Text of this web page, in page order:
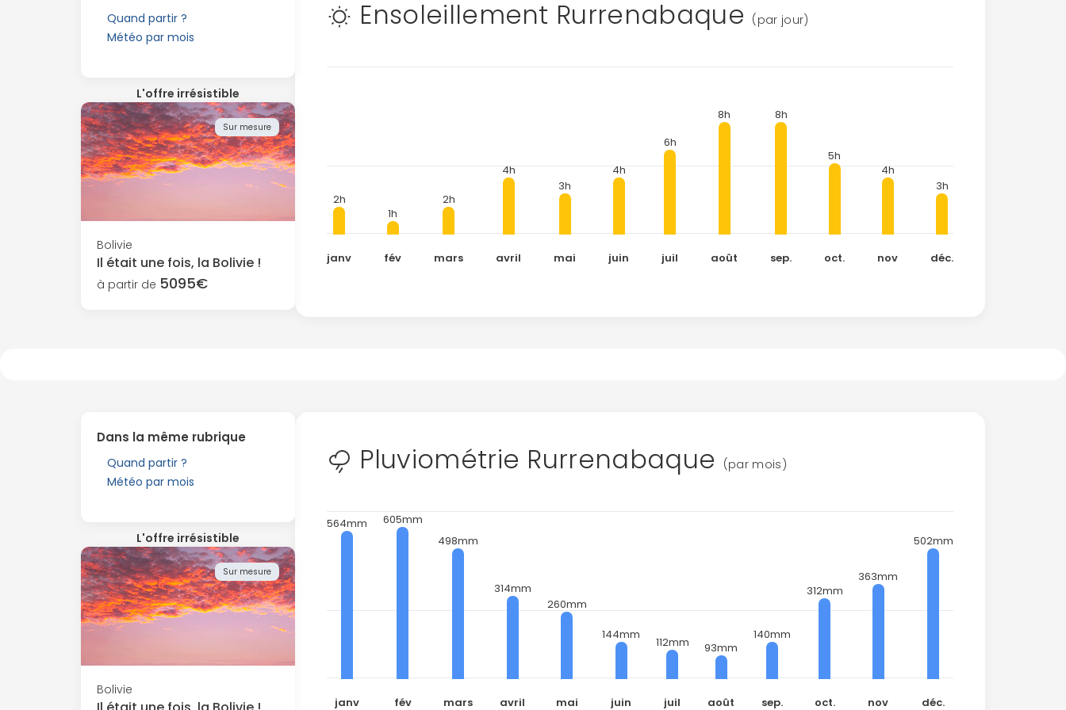
Quand partir ?
Météo par mois
L'offre irrésistible
Bolivie
Il était une fois, la Bolivie !
à partir de 5095€
Sur mesure
Ensoleillement Rurrenabaque (par jour)
janv
2h
fév
1h
mars
2h
avril
4h
mai
3h
juin
4h
juil
6h
août
8h
sep.
8h
oct.
5h
nov
4h
déc.
3h
Dans la même rubrique
Quand partir ?
Météo par mois
L'offre irrésistible
Bolivie
Sur mesure
Pluviométrie Rurrenabaque (par mois)
janv
564mm
fév
605mm
mars
498mm
avril
314mm
mai
260mm
juin
144mm
juil
112mm
août
93mm
sep.
140mm
oct.
312mm
nov
363mm
déc.
502mm